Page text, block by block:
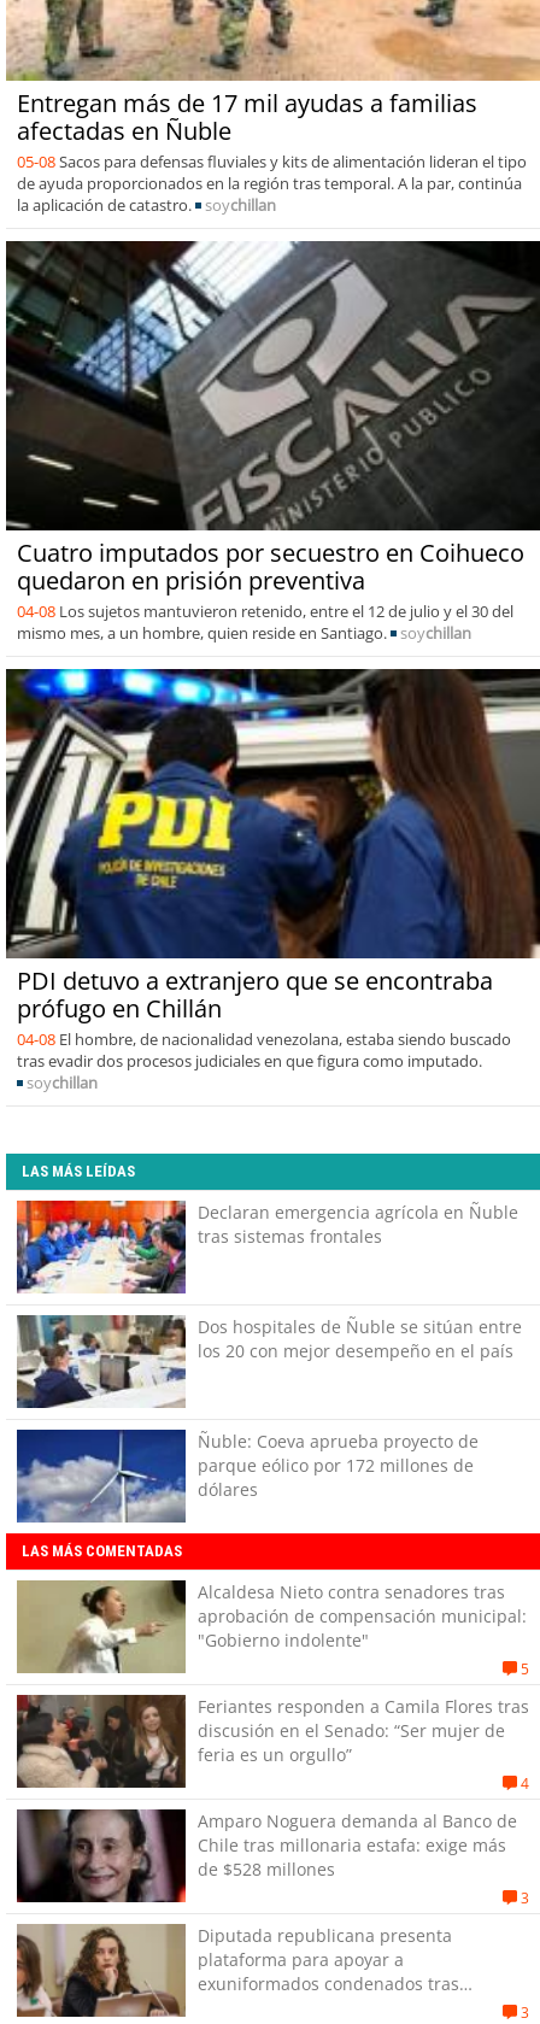
Entregan más de 17 mil ayudas a familias
afectadas en Ñuble
05-08Sacos para defensas fluviales y kits de alimentación lideran el tipo
de ayuda proporcionados en la región tras temporal. A la par, continúa
la aplicación de catastro.
soychillan
Cuatro imputados por secuestro en Coihueco
quedaron en prisión preventiva
04-08 Los sujetos mantuvieron retenido, entre el 12 de julio y el 30 del
mismo mes, a un hombre, quien reside en Santiago.
soychillan
PDI detuvo a extranjero que se encontraba
prófugo en Chillán
04-08 El hombre, de nacionalidad venezolana, estaba siendo buscado
tras evadir dos procesos judiciales en que figura como imputado.
soychillan
LAS MÁS LEÍDAS
Declaran emergencia agrícola en Ñuble
tras sistemas frontales
Dos hospitales de Ñuble se sitúan entre
los 20 con mejor desempeño en el país
Ñuble: Coeva aprueba proyecto de
parque eólico por 172 millones de
dólares
LAS MÁS COMENTADAS
Alcaldesa Nieto contra senadores tras
aprobación de compensación municipal:
"Gobierno indolente"
5
Feriantes responden a Camila Flores tras
discusión en el Senado: “Ser mujer de
feria es un orgullo”
4
Amparo Noguera demanda al Banco de
Chile tras millonaria estafa: exige más
de $528 millones
3
Diputada republicana presenta
plataforma para apoyar a
exuniformados condenados tras
3